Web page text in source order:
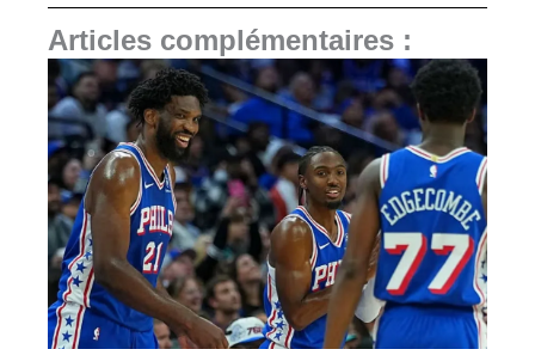
Articles complémentaires :